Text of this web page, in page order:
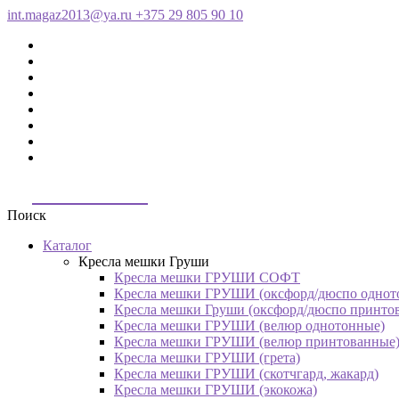
int.magaz2013@ya.ru +375 29 805 90 10
Поиск
Каталог
Кресла мешки Груши
Кресла мешки ГРУШИ СОФТ
Кресла мешки ГРУШИ (оксфорд/дюспо
Кресла мешки Груши (оксфорд/дюспо
Кресла мешки ГРУШИ (велюр однотонные)
Кресла мешки ГРУШИ (велюр принтованные)
Кресла мешки ГРУШИ (грета)
Кресла мешки ГРУШИ (скотчгард, жакард)
Кресла мешки ГРУШИ (экокожа)